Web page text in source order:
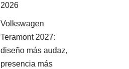
2026
Volkswagen
Teramont 2027:
diseño más audaz,
presencia más